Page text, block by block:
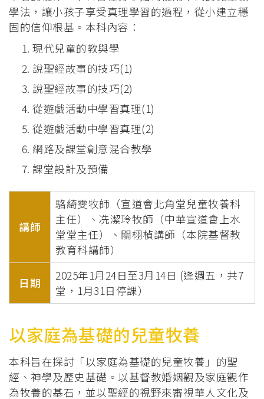
學法，讓小孩子享受真理學習的過程，從小建立穩
固的信仰根基。本科內容：
現代兒童的教與學
說聖經故事的技巧(1)
說聖經故事的技巧(2)
從遊戲活動中學習真理(1)
從遊戲活動中學習真理(2)
網路及課堂創意混合教學
課堂設計及預備
講師
駱綺雯牧師（宣道會北角堂兒童牧養科
主任）、冼潔玲牧師（中華宣道會上水
堂堂主任）、關栩楨講師（本院基督教
教育科講師）
日期
2025年1月24日至3月14日 (逢週五，共7
堂，1月31日停課）
以家庭為基礎的兒童牧養
本科旨在探討「以家庭為基礎的兒童牧養」的聖
經、神學及歷史基礎。以基督教婚姻觀及家庭觀作
為牧養的基石，並以聖經的視野來審視華人文化及